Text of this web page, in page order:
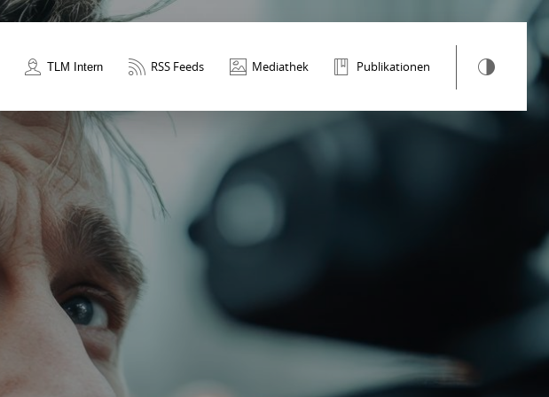
TLM Intern RSS Feeds Mediathek Publikationen